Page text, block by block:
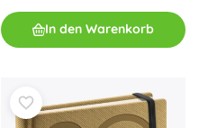
In den Warenkorb